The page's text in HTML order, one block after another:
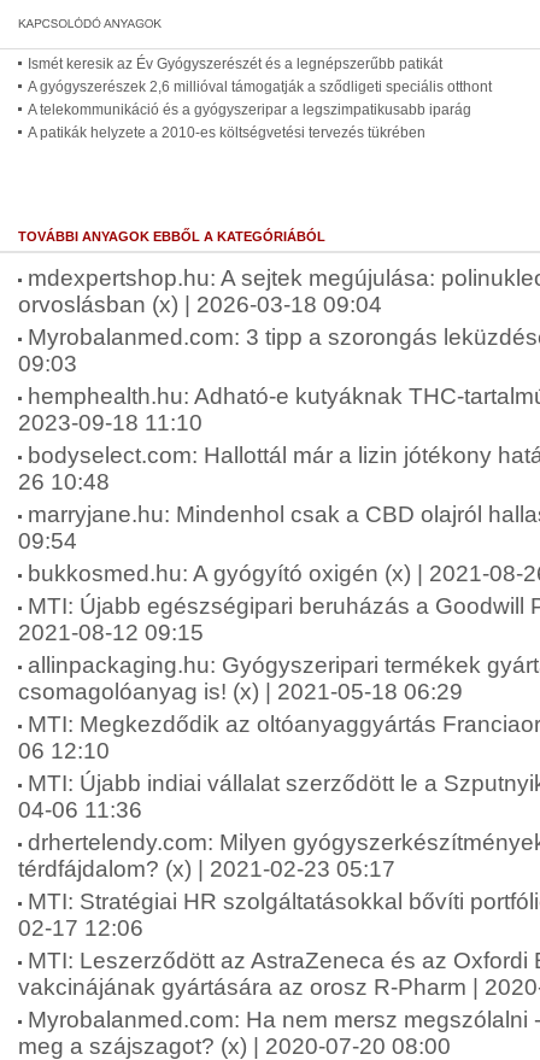
Ismét keresik az Év Gyógyszerészét és a legnépszerűbb patikát
A gyógyszerészek 2,6 millióval támogatják a sződligeti speciális otthont
A telekommunikáció és a gyógyszeripar a legszimpatikusabb iparág
A patikák helyzete a 2010-es költségvetési tervezés tükrében
TOVÁBBI ANYAGOK EBBŐL A KATEGÓRIÁBÓL
mdexpertshop.hu: A sejtek megújulása:
orvoslásban (x) | 2026-03-18 09:04
Myrobalanmed.com: 3 tipp a szorongás
09:03
hemphealth.hu: Adható-e kutyáknak THC-
2023-09-18 11:10
bodyselect.com: Hallottál már a lizin jótékony
26 10:48
marryjane.hu: Mindenhol csak a CBD olajról
09:54
bukkosmed.hu: A gyógyító oxigén (x) | 2021-08-
MTI: Újabb egészségipari beruházás a Goodwill
2021-08-12 09:15
allinpackaging.hu: Gyógyszeripari termékek
csomagolóanyag is! (x) | 2021-05-18 06:29
MTI: Megkezdődik az oltóanyaggyártás
06 12:10
MTI: Újabb indiai vállalat szerződött le a
04-06 11:36
drhertelendy.com: Milyen
térdfájdalom? (x) | 2021-02-23 05:17
MTI: Stratégiai HR szolgáltatásokkal bővíti
02-17 12:06
MTI: Leszerződött az AstraZeneca és az Oxfordi
vakcinájának gyártására az orosz R-Pharm |
Myrobalanmed.com: Ha nem mersz megszólalni
meg a szájszagot? (x) | 2020-07-20 08:00